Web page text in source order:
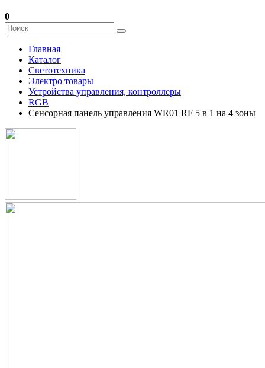
0
Главная
Каталог
Светотехника
Электро товары
Устройства управления, контроллеры
RGB
Сенсорная панель управления WR01 RF 5 в 1 на 4 зоны